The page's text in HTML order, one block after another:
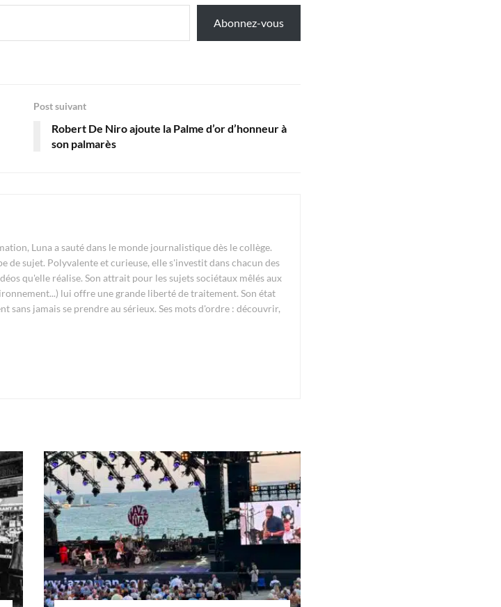
Abonnez-vous
Post suivant
Robert De Niro ajoute la Palme d’or d’honneur à
son palmarès
Luna a sauté dans le monde journalistique dès le collège.
de sujet. Polyvalente et curieuse, elle s'investit dans chacun des
qu'elle réalise. Son attrait pour les sujets sociétaux mêlés aux
lui offre une grande liberté de traitement. Son état
sans jamais se prendre au sérieux. Ses mots d'ordre : découvrir,